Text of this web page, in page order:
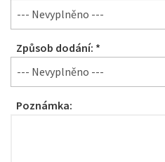
--- Nevyplněno ---
Způsob dodání: *
--- Nevyplněno ---
Poznámka: